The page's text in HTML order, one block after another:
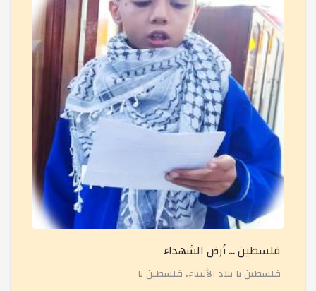
مسابقة الإعراب
مشروع أرسم آية
معرض الرسم الواقعي*المحاكاة*
معرض مكونات الجهاز العصبي
مشروع البيوت البلاستيكية
فلسطين ... أرض الشهداء
فلسطين يا بلاد الأنبياء، فلسطين يا